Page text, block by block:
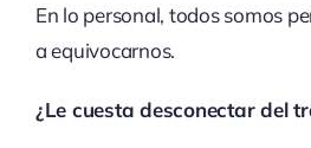
En lo personal, todos somos
a equivocarnos.
¿Le cuesta desconectar del